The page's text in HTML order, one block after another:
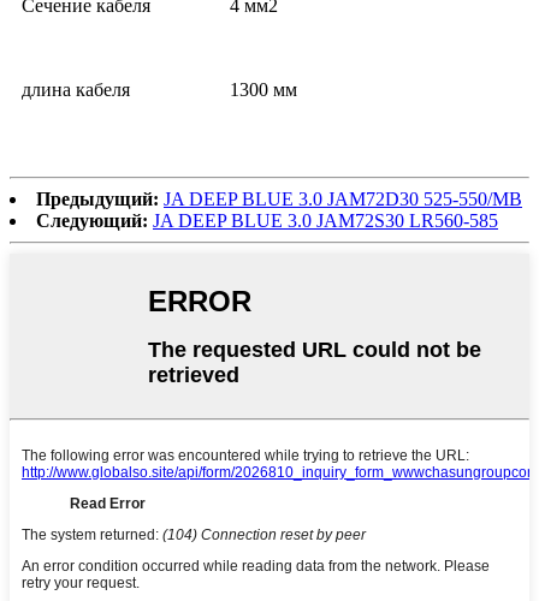
Сечение кабеля 4 мм2
длина кабеля 1300 мм
Предыдущий: JA DEEP BLUE 3.0 JAM72D30 525-550/MB
Следующий: JA DEEP BLUE 3.0 JAM72S30 LR560-585